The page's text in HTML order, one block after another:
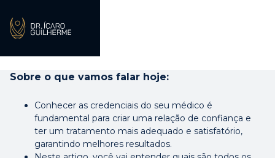
Como escolher um
especialista em cirurgia
ortognática qualificado?
Sobre o que vamos falar hoje:
Conhecer as credenciais do seu médico é
fundamental para criar uma relação de confiança e
ter um tratamento mais adequado e satisfatório,
garantindo melhores resultados.